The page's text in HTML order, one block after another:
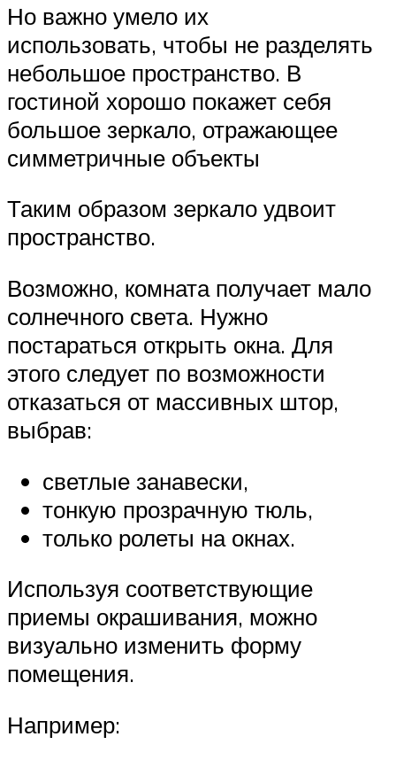
Но важно умело их
использовать, чтобы не разделять
небольшое пространство. В
гостиной хорошо покажет себя
большое зеркало, отражающее
симметричные объекты
Таким образом зеркало удвоит
пространство.
Возможно, комната получает мало
солнечного света. Нужно
постараться открыть окна. Для
этого следует по возможности
отказаться от массивных штор,
выбрав:
светлые занавески,
тонкую прозрачную тюль,
только ролеты на окнах.
Используя соответствующие
приемы окрашивания, можно
визуально изменить форму
помещения.
Например: